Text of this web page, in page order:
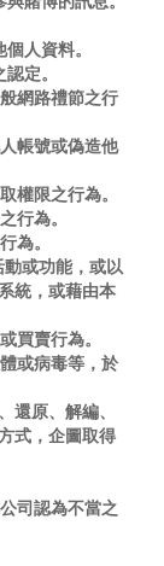
人資料。
定。
網路禮節之行
帳號或偽造他
權限之行為。
行為。
為。
或功能，或以
統，或藉由本
買賣行為。
或病毒等，於
原、解編、
式，企圖取得
司認為不當之